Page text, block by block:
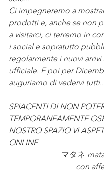
Ci impegneremo a
prodotti e, anche se non
a visitarci, ci terremo in
i social e sopratutto
regolarmente i nuovi arrivi
ufficiale. E poi per
auguriamo di vedervi
SPIACENTI DI NON
TEMPORANEAMENTE
NOSTRO SPAZIO VI
ONLINE
マタネ
con